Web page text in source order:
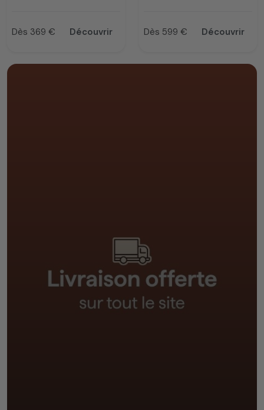
Prix
Dès 369 € Découvrir Prix
Dès 599 € Découvrir